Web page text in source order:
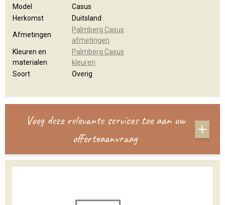
Model
Casus
Herkomst
Duitsland
Afmetingen
Palmberg Casus
afmetingen
Kleuren en
materialen
Palmberg Casus
kleuren
Soort
Overig
Voeg deze relevante services toe aan uw
offerteaanvraag